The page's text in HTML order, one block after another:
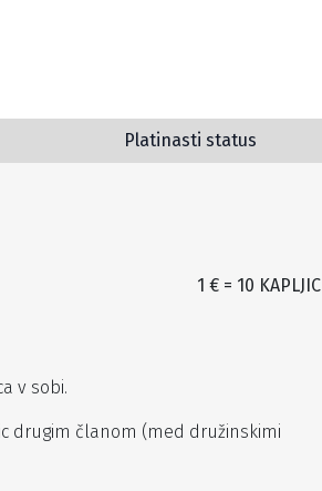
Platinasti status
1 € = 10 KAPLJIC
v sobi.
drugim članom (med družinskimi